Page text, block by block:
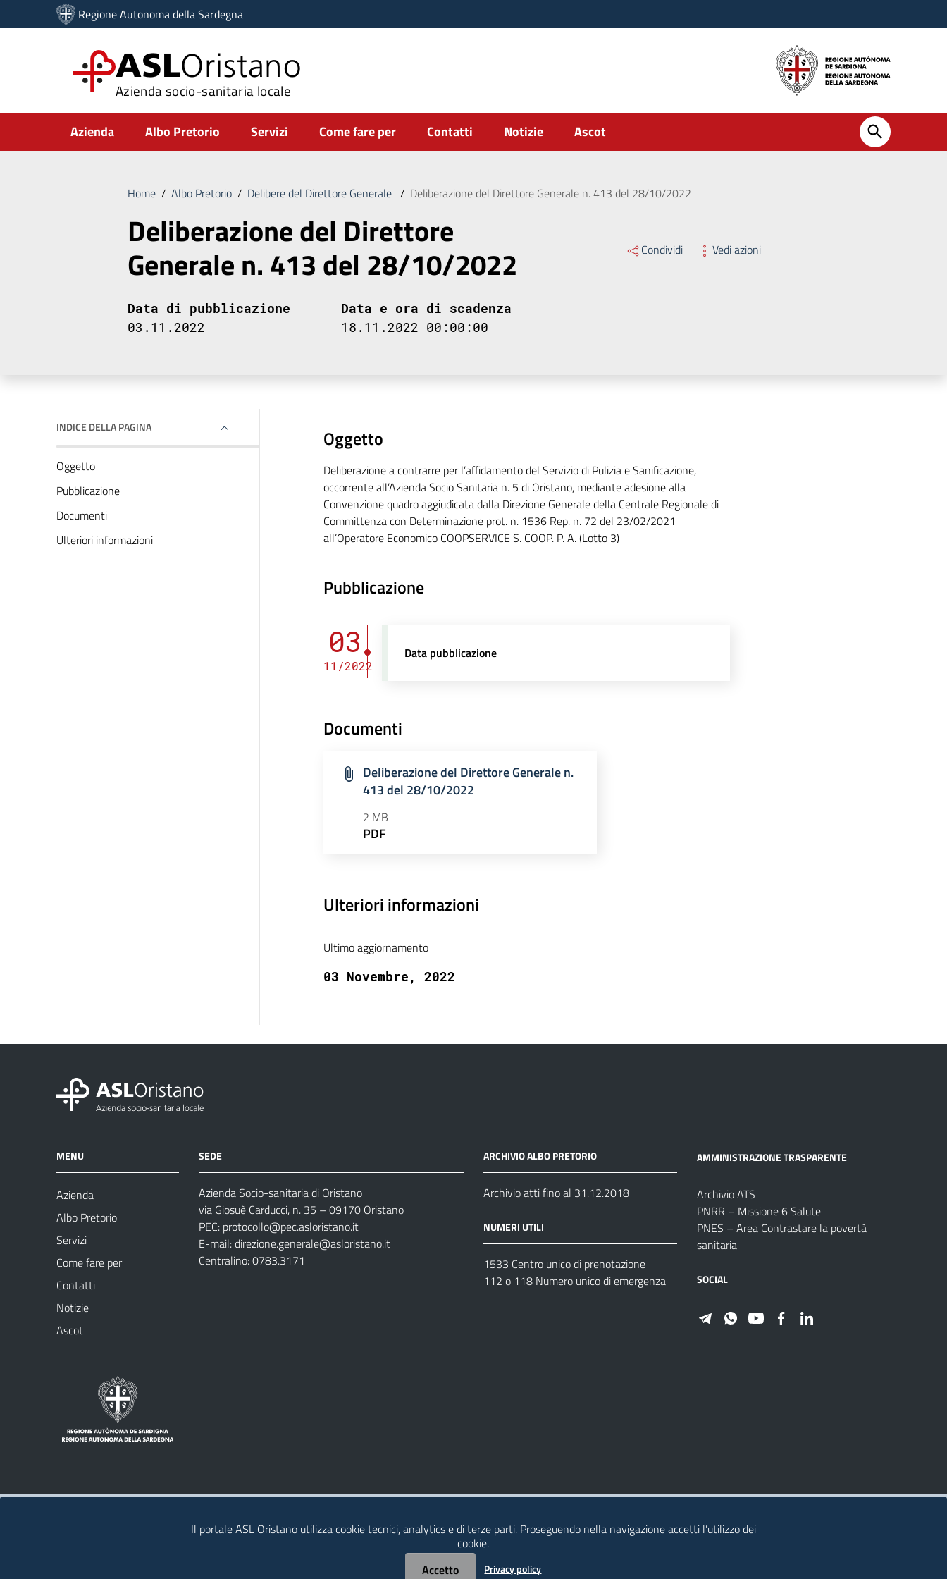
Vai ai contenuti
Vai al menu di navigazione
Regione Autonoma della Sardegna
ASLOristano
Azienda socio-sanitaria locale
Submenu
Azienda Albo Pretorio Servizi Come fare per Contatti Notizie Ascot
Home / Albo Pretorio / Delibere del Direttore Generale / Deliberazione del Direttore Generale n. 413 del 28/10/2022
Deliberazione del Direttore
Generale n. 413 del 28/10/2022 Condividi Vedi azioni
Data di pubblicazione
03.11.2022
Data e ora di scadenza
18.11.2022 00:00:00
INDICE DELLA PAGINA
Oggetto
Pubblicazione
Documenti
Ulteriori informazioni
Oggetto
Deliberazione a contrarre per l’affidamento del Servizio di Pulizia e Sanificazione,
occorrente all’Azienda Socio Sanitaria n. 5 di Oristano, mediante adesione alla
Convenzione quadro aggiudicata dalla Direzione Generale della Centrale Regionale di
Committenza con Determinazione prot. n. 1536 Rep. n. 72 del 23/02/2021
all’Operatore Economico COOPSERVICE S. COOP. P. A. (Lotto 3)
Pubblicazione
03
11/2022
Data pubblicazione
Documenti
Deliberazione del Direttore Generale n.
413 del 28/10/2022
2 MB
PDF
Ulteriori informazioni
Ultimo aggiornamento
03 Novembre, 2022
MENU
Azienda
Albo Pretorio
Servizi
Come fare per
Contatti
Notizie
Ascot
SEDE
Azienda Socio-sanitaria di Oristano
via Giosuè Carducci, n. 35 – 09170 Oristano
PEC: protocollo@pec.asloristano.it
E-mail:direzione.generale@asloristano.it
Centralino: 0783.3171
ARCHIVIO ALBO PRETORIO
Archivio atti fino al 31.12.2018
NUMERI UTILI
1533 Centro unico di prenotazione
112 o 118 Numero unico di emergenza
AMMINISTRAZIONE TRASPARENTE
Archivio ATS
PNRR – Missione 6 Salute
PNES – Area Contrastare la povertà
sanitaria
SOCIAL
Il portale ASL Oristano utilizza cookie tecnici, analytics e di terze parti. Proseguendo nella navigazione accetti l’utilizzo dei
cookie.
Accetto
Privacy policy